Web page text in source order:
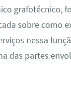
grafotécnico,
sobre como
nessa
das partes